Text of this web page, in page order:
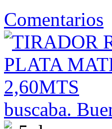
Comentarios
buscaba.